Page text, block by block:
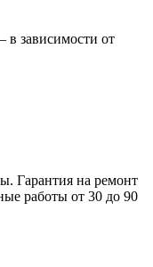
в зависимости от
Гарантия на ремонт
работы от 30 до 90